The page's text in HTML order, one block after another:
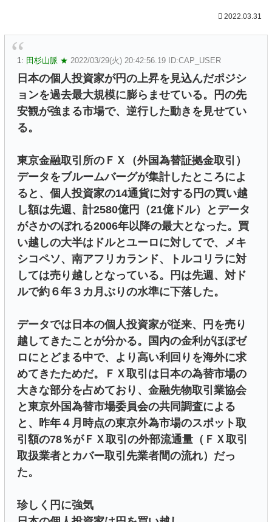
2022.03.31
1: 田杉山脈 ★ 2022/03/29(火) 20:42:56.19 ID:CAP_USER
日本の個人投資家が円の上昇を見込んだポジシ
ョンを過去最大規模に膨らませている。円の先
安観が強まる市場で、逆行した動きを見せてい
る。
東京金融取引所のＦＸ（外国為替証拠金取引）
データをブルームバーグが集計したところによ
ると、個人投資家の14通貨に対する円の買い越
し額は先週、計2580億円（21億ドル）とデータ
がさかのぼれる2006年以降の最大となった。買
い越しの大半はドルとユーロに対してで、メキ
シコペソ、南アフリカランド、トルコリラに対
しては売り越しとなっている。円は先週、対ド
ルで約６年３カ月ぶりの水準に下落した。
データでは日本の個人投資家が従来、円を売り
越してきたことが分かる。国内の金利がほぼゼ
ロにとどまる中で、より高い利回りを海外に求
めてきたためだ。ＦＸ取引は日本の為替市場の
大きな部分を占めており、金融先物取引業協会
と東京外国為替市場委員会の共同調査による
と、昨年４月時点の東京外為市場のスポット取
引額の78％がＦＸ取引の外部流通量（ＦＸ取引
取扱業者とカバー取引先業者間の流れ）だっ
た。
珍しく円に強気